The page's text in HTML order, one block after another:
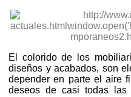
El colorido de los
diseños y acabados, son
depender en parte el aire
deseos de casi todas las